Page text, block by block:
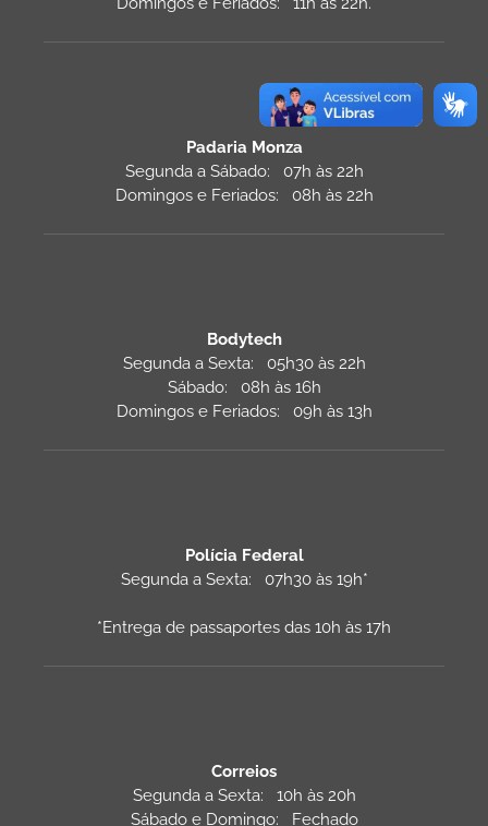
Padaria Monza
Segunda a Sábado: 07h às 22h
Domingos e Feriados: 08h às 22h
Bodytech
Segunda a Sexta: 05h30 às 22h
Sábado: 08h às 16h
Domingos e Feriados: 09h às 13h
Polícia Federal
Segunda a Sexta: 07h30 às 19h*
*Entrega de passaportes das 10h às 17h
Correios
Segunda a Sexta: 10h às 20h
Sábado e Domingo: Fechado